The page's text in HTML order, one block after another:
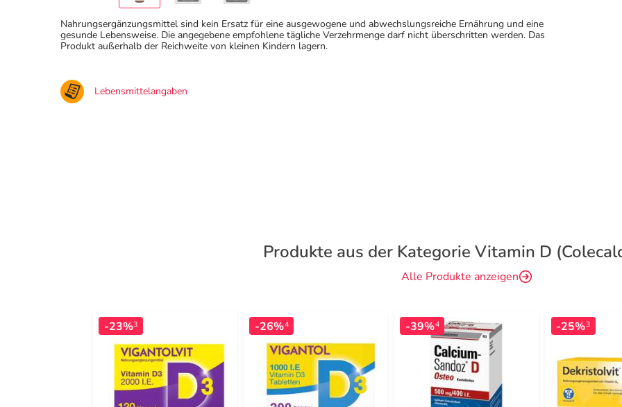
Nahrungsergänzungsmittel sind kein Ersatz für eine ausgewogene und abwechslungsreiche Ernährung und eine
gesunde Lebensweise. Die angegebene empfohlene tägliche Verzehrmenge darf nicht überschritten werden. Das
Produkt außerhalb der Reichweite von kleinen Kindern lagern.
Lebensmittelangaben
Produkte aus der Kategorie Vitamin D
Alle Produkte anzeigen
-23%3 -26%4 -39%4 -25%3